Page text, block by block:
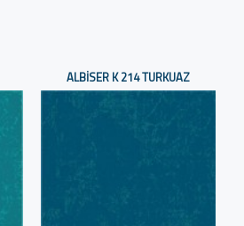
ALBISER K 214 TURKUAZ